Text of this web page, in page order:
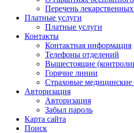
Перечень
Платные услуги
Платные услуги
Контакты
Контактная информация
Телефоны отделений
Вышестоящие
Горячие линии
Страховые медицинские
Авторизация
Авторизация
Забыл пароль
Карта сайта
Поиск